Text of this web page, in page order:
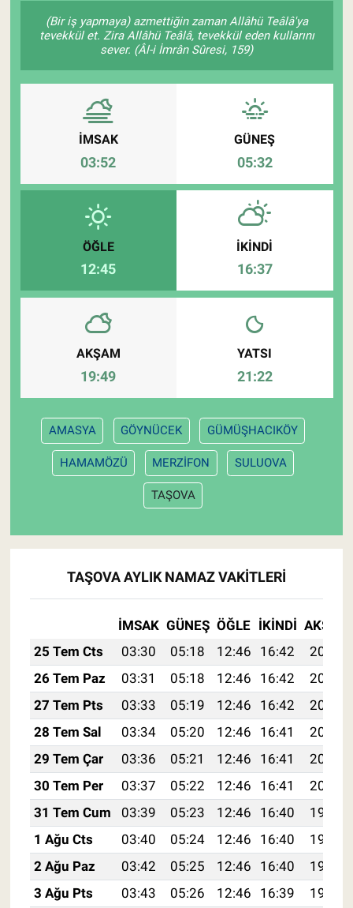
(Bir iş yapmaya) azmettiğin zaman Allâhü Teâlâ'ya
tevekkül et. Zira Allâhü Teâlâ, tevekkül eden kullarını
sever. (Âl-i İmrân Sûresi, 159)
İMSAK
03:52
GÜNEŞ
05:32
ÖĞLE
12:45
İKINDI
16:37
AKŞAM
19:49
YATSI
21:22
AMASYA GÖYNÜCEK GÜMÜŞHACIKÖY
HAMAMÖZÜ MERZİFON SULUOVA
TAŞOVA
TAŞOVA AYLIK NAMAZ VAKITLERI
İMSAK GÜNEŞ ÖĞLE İKINDI AKŞAM
25 Tem Cts
03:30 05:18 12:46 16:42
20:05
26 Tem Paz
03:31 05:18 12:46 16:42
20:04
27 Tem Pts
03:33 05:19 12:46 16:42
20:03
28 Tem Sal
03:34 05:20 12:46 16:41
20:02
29 Tem Çar
03:36 05:21 12:46 16:41
20:01
30 Tem Per
03:37 05:22 12:46 16:41
20:00
31 Tem Cum
03:39 05:23 12:46 16:40
19:59
1 Ağu Cts
03:40 05:24 12:46 16:40
19:58
2 Ağu Paz
03:42 05:25 12:46 16:40
19:57
3 Ağu Pts
03:43 05:26 12:46 16:39
19:56
Pankobirlik
Et fiyatları
Tarım Bilgisi
Yetiştirici Soruyor
Dünyada Tarım
Üretici Birlikleri
Şeker ve Şekerli Mamüller
Tahıllar ve Baklagiller
Tohum